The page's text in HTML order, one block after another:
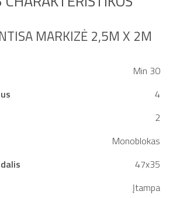
MARKIZĖ 2,5M X 2M
Min 30
4
2
Monoblokas
47x35
Įtampa